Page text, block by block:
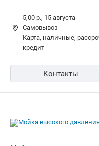
5,00 р., 15 августа
Самовывоз
карта, наличные, рассрочка, ОПЛАТИ,
кредит
Контакты